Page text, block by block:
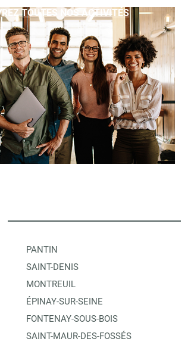
TOUTES NOS ACTIVITÉS
PANTIN
SAINT-DENIS
MONTREUIL
ÉPINAY-SUR-SEINE
FONTENAY-SOUS-BOIS
SAINT-MAUR-DES-FOSSÉS